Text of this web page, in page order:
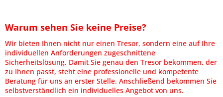
Warum sehen Sie keine Preise?
Wir bieten Ihnen nicht nur einen Tresor, sondern eine auf Ihre
individuellen Anforderungen zugeschnittene
Sicherheitslösung. Damit Sie genau den Tresor bekommen, der
zu Ihnen passt, steht eine professionelle und kompetente
Beratung für uns an erster Stelle. Anschließend bekommen Sie
selbstverständlich ein individuelles Angebot von uns.